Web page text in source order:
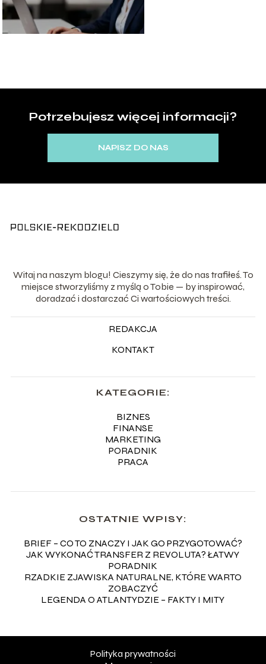
Potrzebujesz więcej informacji?
NAPISZ DO NAS
Witaj na naszym blogu! Cieszymy się, że do nas trafiłeś. To
miejsce stworzyliśmy z myślą o Tobie — by inspirować,
doradzać i dostarczać Ci wartościowych treści.
REDAKCJA
KONTAKT
KATEGORIE:
BIZNES
FINANSE
MARKETING
PORADNIK
PRACA
OSTATNIE WPISY:
BRIEF – CO TO ZNACZY I JAK GO PRZYGOTOWAĆ?
JAK WYKONAĆ TRANSFER Z REVOLUTA? ŁATWY
PORADNIK
RZADKIE ZJAWISKA NATURALNE, KTÓRE WARTO
ZOBACZYĆ
LEGENDA O ATLANTYDZIE – FAKTY I MITY
Polityka prywatności